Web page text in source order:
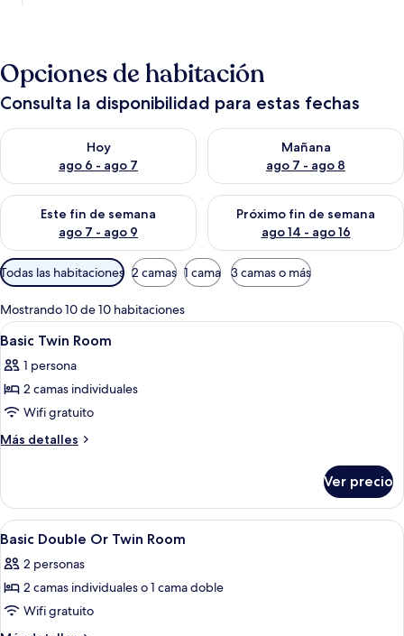
Opciones de habitación
Consulta la disponibilidad para estas fechas
Hoy
ago 6 - ago 7
Consulta la disponibilidad para hoy ago 6 - ago 7
Mañana
ago 7 - ago 8
Consulta la disponibilidad
Este fin de semana
ago 7 - ago 9
Consulta la disponibilidad para este fin de semana ago 7 -
Próximo fin de semana
ago 14 - ago 16
Consulta la disponibilidad
Filtros
disponibles
para
las
habitaciones
Todas las habitaciones 2 camas 1 cama 3 camas o más
Mostrando 10 de 10 habitaciones
Abrir
todas
las
fotos
de
Basic
Wifi gratis, decoración personalizada
14
Basic Twin Room
1 persona
2 camas individuales
Wifi gratuito
Más detalles
Más
Twin
Room
Ver precio
Abrir
todas
las
fotos
de
Wifi gratis, decoración personalizada
6
Basic Double Or Twin Room
2 personas
2 camas individuales o 1 cama doble
Wifi gratuito